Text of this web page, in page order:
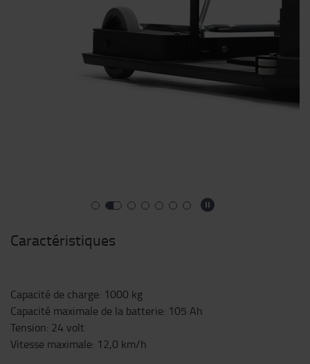
Caractéristiques
Capacité de charge: 1000 kg
Capacité maximale de la batterie: 105 Ah
Tension: 24 volt
Vitesse maximale: 12,0 km/h